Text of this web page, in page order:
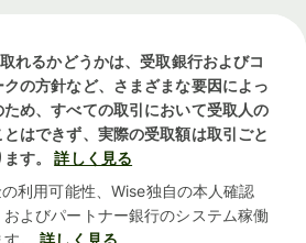
れるかどうかは、受取銀行およびコ
の方針など、さまざまな要因によっ
め、すべての取引において受取人の
はできず、実際の受取額は取引ごと
す。
詳しく見る
利用可能性、Wise独自の本人確認
よびパートナー銀行のシステム稼働